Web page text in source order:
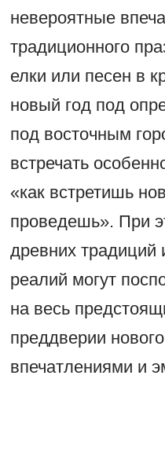
невероятные
традиционного
елки или песен в
новый год под
под восточным
встречать
«как встретишь
проведешь». При
древних традиций
реалий могут
на весь
преддверии
впечатлениями и